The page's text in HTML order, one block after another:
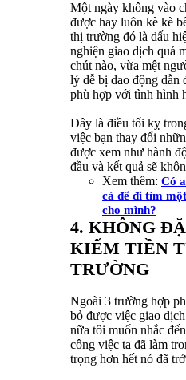
Một ngày không vào
được hay luôn kè kè
thị trường đó là dấu
nghiện giao dịch quá
chút nào, vừa mệt
lý dễ bị dao động dẫn
phù hợp với tình hình
Đây là điều tối kỵ
việc bạn thay đổi
được xem như hành
đầu và kết quả sẽ
Xem thêm: Có
cả để đi tìm
cho mình?
4. KHÔNG
KIẾM TIỀN
TRƯỜNG
Ngoài 3 trường hợp
bỏ được việc giao
nữa tôi muốn nhắc
công việc ta đã làm
trọng hơn hết nó đã